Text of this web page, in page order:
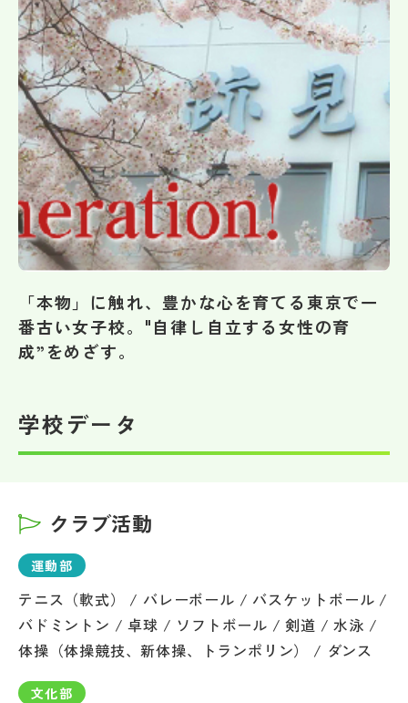
説明会・イベント情報
よみもの
学校からのお知らせ
学校HP最新情報
特集
その他
個人情報保護方針
運営会社
「本物」に触れ、豊かな心を育てる東京で一
番古い女子校。"自律し自立する女性の育
成”をめざす。
学校データ
クラブ活動
運動部
テニス（軟式） / バレーボール / バスケットボール /
バドミントン / 卓球 / ソフトボール / 剣道 / 水泳 /
体操（体操競技、新体操、トランポリン） / ダンス
文化部